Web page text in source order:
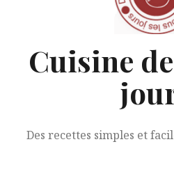
Cuisine
Des recettes simples et